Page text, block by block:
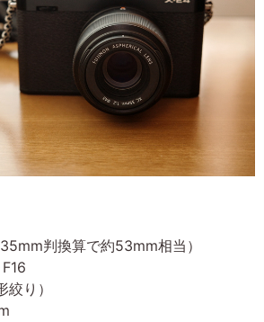
判換算で約53mm相当）
り）